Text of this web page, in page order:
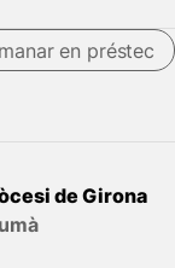
en préstec
de Girona